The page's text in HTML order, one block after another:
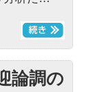
論調の